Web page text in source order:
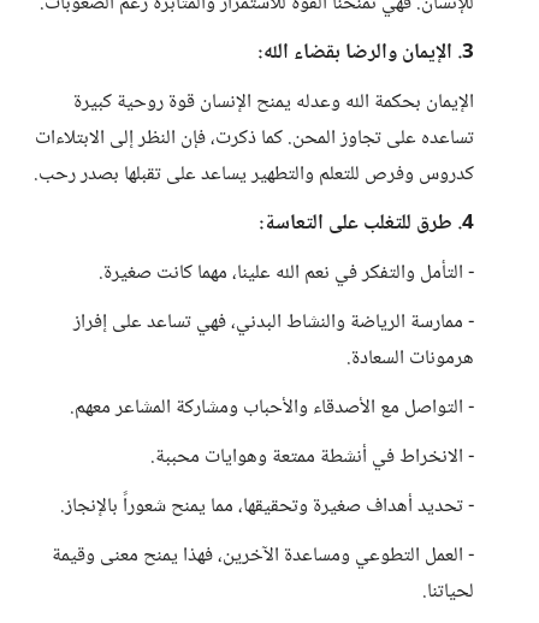
3. الإيمان والرضا بقضاء الله:
الإيمان بحكمة الله وعدله يمنح الإنسان قوة روحية كبيرة
تساعده على تجاوز المحن. كما ذكرت، فإن النظر إلى الابتلاءات
كدروس وفرص للتعلم والتطهير يساعد على تقبلها بصدر رحب.
4. طرق للتغلب على التعاسة:
- التأمل والتفكر في نعم الله علينا، مهما كانت صغيرة.
- ممارسة الرياضة والنشاط البدني، فهي تساعد على إفراز
هرمونات السعادة.
- التواصل مع الأصدقاء والأحباب ومشاركة المشاعر معهم.
- الانخراط في أنشطة ممتعة وهوايات محببة.
- تحديد أهداف صغيرة وتحقيقها، مما يمنح شعوراً بالإنجاز.
- العمل التطوعي ومساعدة الآخرين، فهذا يمنح معنى وقيمة
لحياتنا.